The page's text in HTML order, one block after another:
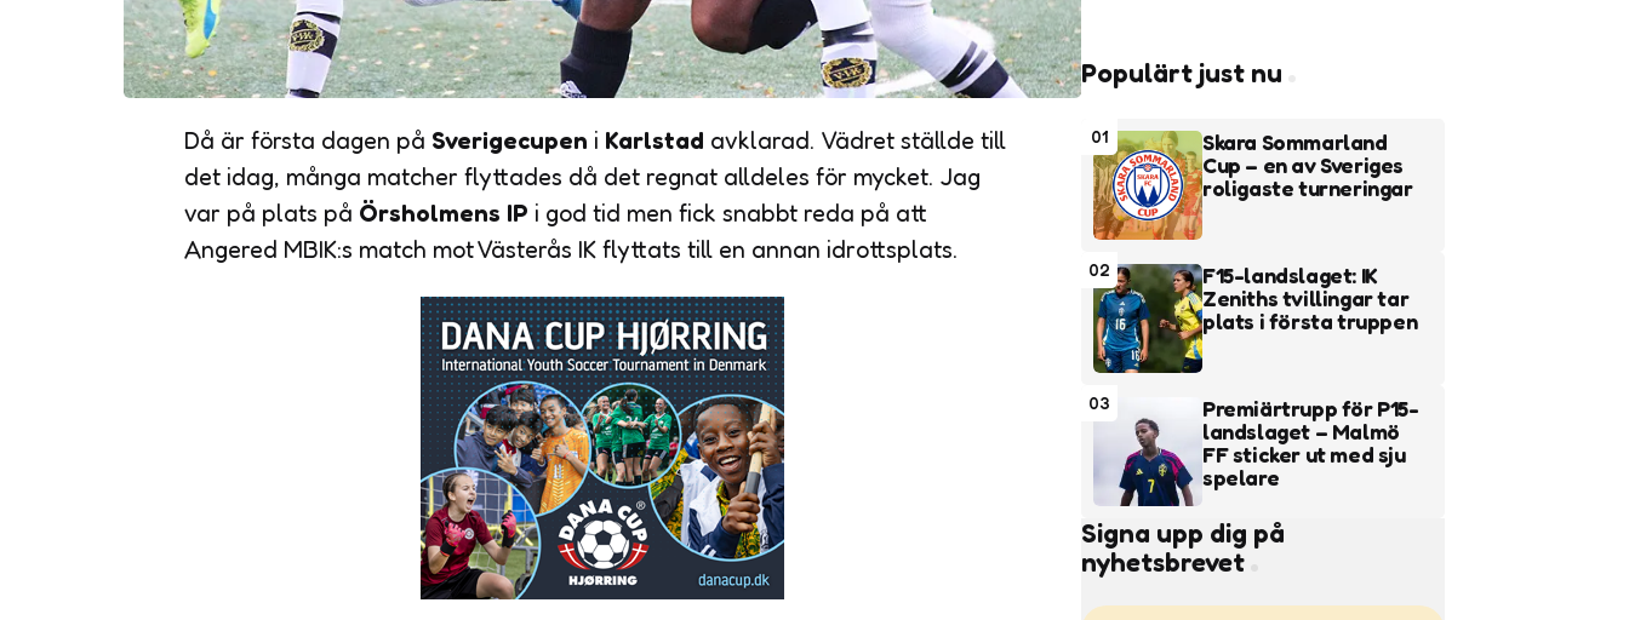
Då är första dagen på Sverigecupen i Karlstad avklarad. Vädret ställde till
det idag, många matcher flyttades då det regnat alldeles för mycket. Jag
var på plats på Örsholmens IP i god tid men fick snabbt reda på att
Angered MBIK:s match mot Västerås IK flyttats till en annan idrottsplats.
Populärt just nu
01
Skara Sommarland
Cup – en av Sveriges
roligaste turneringar
02
F15-landslaget: IK
Zeniths tvillingar tar
plats i första truppen
03
Premiärtrupp för P15-
landslaget – Malmö
FF sticker ut med sju
spelare
Signa upp dig på
nyhetsbrevet